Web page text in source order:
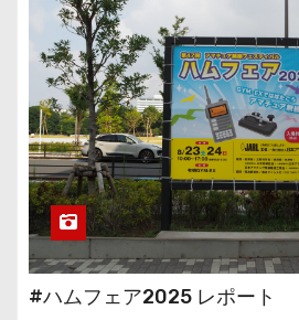
#ハムフェア2025 レポート